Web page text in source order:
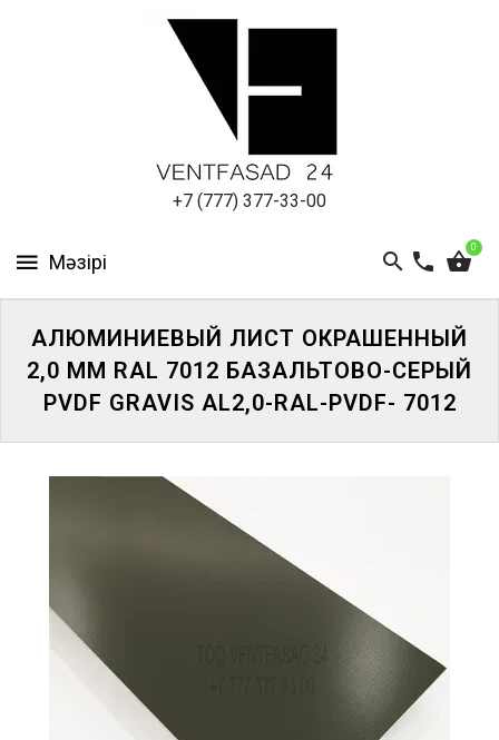
+7 (777) 377-33-00
0
ПАНЕЛИ
АЛЮМИНИЕВЫЙ ЛИСТ ОКРАШЕННЫЙ
2,0 ММ RAL 7012 БАЗАЛЬТОВО-СЕРЫЙ
PVDF GRAVIS AL2,0-RAL-PVDF- 7012